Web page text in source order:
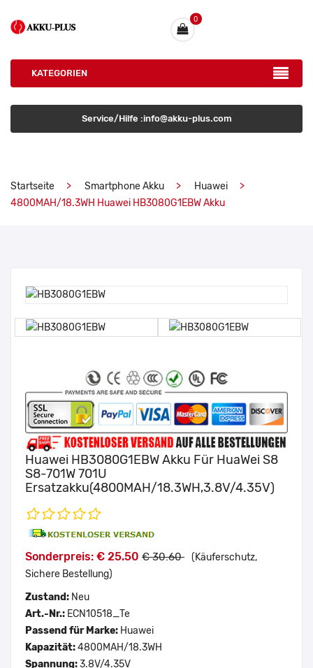
0
KATEGORIEN
Service/Hilfe :info@akku-plus.com
Startseite Smartphone Akku
Huawei
4800MAH/18.3WH Huawei HB3080G1EBW Akku
Huawei HB3080G1EBW Akku Für HuaWei S8
S8-701W 701U
Ersatzakku(4800MAH/18.3WH,3.8V/4.35V)
Sonderpreis: € 25.50 € 30.60 (Käuferschutz,
Sichere Bestellung)
Zustand: Neu
Art.-Nr.: ECN10518_Te
Passend für Marke: Huawei
Kapazität:4800MAH/18.3WH
Spannung:3.8V/4.35V